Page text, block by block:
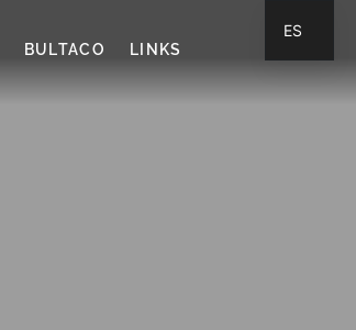
BULTACO LINKS
ES
CA